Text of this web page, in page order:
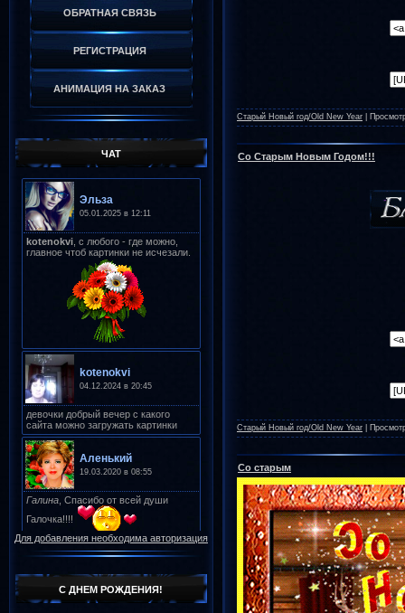
ОБРАТНАЯ СВЯЗЬ
РЕГИСТРАЦИЯ
АНИМАЦИЯ НА ЗАКАЗ
ЧАТ
Для добавления необходима авторизация
С ДНЕМ РОЖДЕНИЯ!
Старый Новый год/Old New Year
Со Старым Новым Годом!!!
Старый Новый год/Old New Year
Со старым